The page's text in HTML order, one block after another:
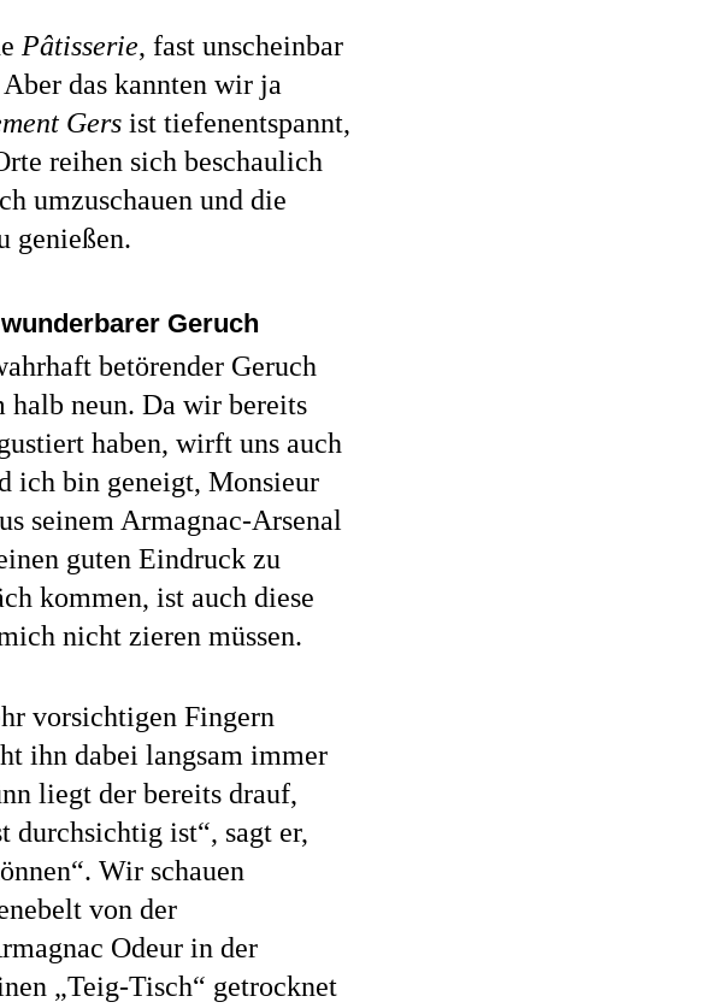
Pâtisserie, fast unscheinbar
das kannten wir ja
Gers ist tiefenentspannt,
reihen sich beschaulich
umzuschauen und die
genießen.
Geruch
betörender Geruch
halb neun. Da wir bereits
haben, wirft uns auch
ich bin geneigt, Monsieur
seinem Armagnac-Arsenal
guten Eindruck zu
kommen, ist auch diese
nicht zieren müssen.
vorsichtigen Fingern
ihn dabei langsam immer
liegt der bereits drauf,
durchsichtig ist“, sagt er,
Wir schauen
von der
Odeur in der
„Teig-Tisch“ getrocknet